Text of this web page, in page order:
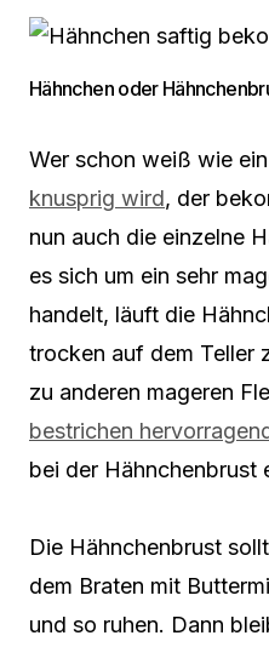
Hähnchen oder
Wer schon weiß wie
knusprig wird, der
nun auch die einzelne
es sich um ein sehr
handelt, läuft die
trocken auf dem Teller
zu anderen mageren
bestrichen
bei der Hähnchenbrust
Die Hähnchenbrust
dem Braten mit
und so ruhen. Dann